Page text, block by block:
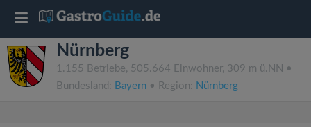
Nürnberg
1.155 Betriebe, 505.664 Einwohner, 309 m ü.NN •
Bundesland: Bayern • Region: Nürnberg
T
o
g